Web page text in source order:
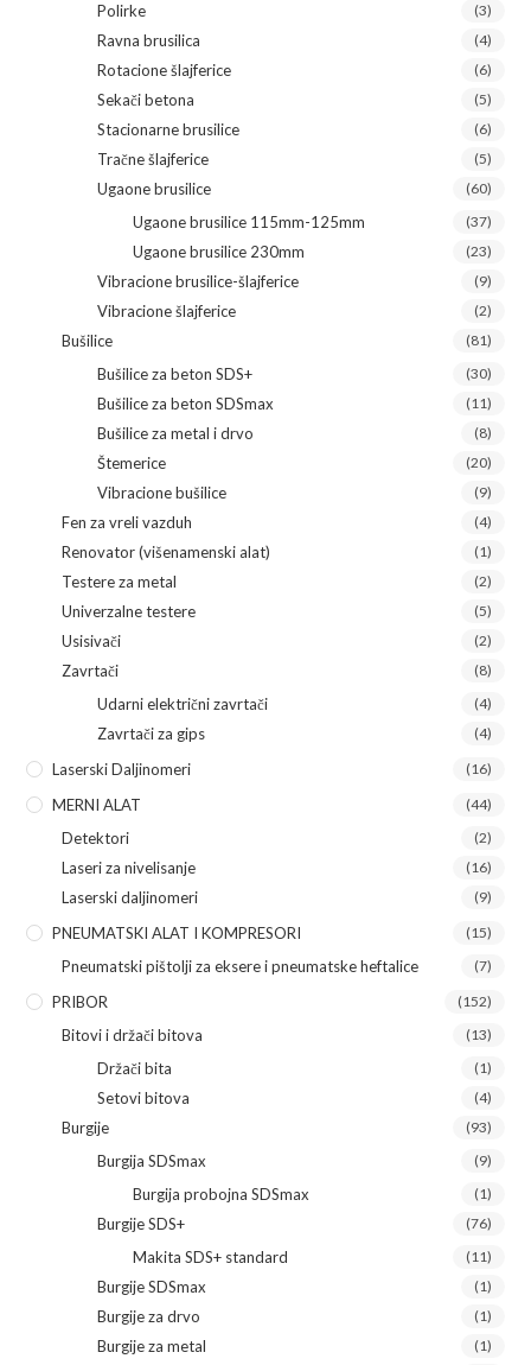
Polirke (3)
Ravna brusilica (4)
Rotacione šlajferice (6)
Sekači betona (5)
Stacionarne brusilice (6)
Tračne šlajferice (5)
Ugaone brusilice (60)
Ugaone brusilice 115mm-125mm (37)
Ugaone brusilice 230mm (23)
Vibracione brusilice-šlajferice (9)
Vibracione šlajferice (2)
Bušilice (81)
Bušilice za beton SDS+ (30)
Bušilice za beton SDSmax (11)
Bušilice za metal i drvo (8)
Štemerice (20)
Vibracione bušilice (9)
Fen za vreli vazduh (4)
Renovator (višenamenski alat) (1)
Testere za metal (2)
Univerzalne testere (5)
Usisivači (2)
Zavrtači (8)
Udarni električni zavrtači (4)
Zavrtači za gips (4)
Laserski Daljinomeri (16)
MERNI ALAT (44)
Detektori (2)
Laseri za nivelisanje (16)
Laserski daljinomeri (9)
PNEUMATSKI ALAT I KOMPRESORI (15)
Pneumatski pištolji za eksere i pneumatske heftalice (7)
PRIBOR (152)
Bitovi i držači bitova (13)
Držači bita (1)
Setovi bitova (4)
Burgije (93)
Burgija SDSmax (9)
Burgija probojna SDSmax (1)
Burgije SDS+ (76)
Makita SDS+ standard (11)
Burgije SDSmax (1)
Burgije za drvo (1)
Burgije za metal (1)